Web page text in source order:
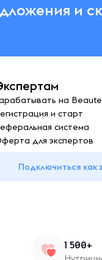
и
на
и старт
система
для экспертов
Подключиться как
1 500+